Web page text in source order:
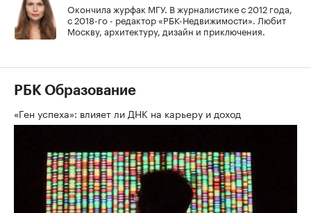
Окончила журфак МГУ. В журналистике с 2012 года,
с 2018-го - редактор «РБК-Недвижимости». Любит
Москву, архитектуру, дизайн и приключения.
РБК Образование
«Ген успеха»: влияет ли ДНК на карьеру и доход